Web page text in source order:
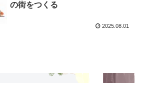
の街をつくる
2025.08.01